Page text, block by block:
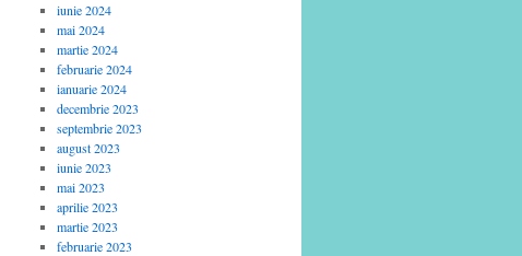
iunie 2024
mai 2024
martie 2024
februarie 2024
ianuarie 2024
decembrie 2023
septembrie 2023
august 2023
iunie 2023
mai 2023
aprilie 2023
martie 2023
februarie 2023